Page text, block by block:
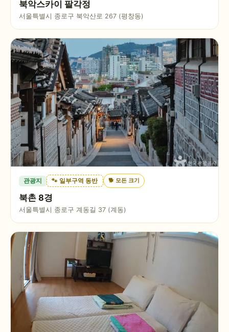
북악스카이 팔각정
서울특별시 종로구 북악산로 267 (평창동)
관광지 🐾 일부구역 동반 🐕 모든 크기
북촌 8경
서울특별시 종로구 계동길 37 (계동)